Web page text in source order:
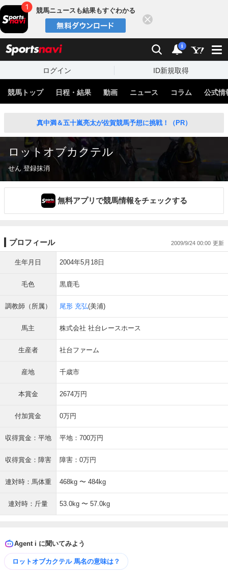
競馬ニュースも結果もすぐわかる
検索 通知
i
ログイン ID新規取得
競馬トップ 日程・結果 動画 ニュース コラム 公式情
真中満＆五十嵐亮太が佐賀競馬予想に挑戦！（PR）
ロットオブカクテル
せん 登録抹消
無料アプリで競馬情報をチェックする
プロフィール 2009/9/24 00:00
生年月日 2004年5月18日
毛色 黒鹿毛
調教師（所属） 尾形 充弘(美浦)
馬主 株式会社 社台レースホース
生産者 社台ファーム
産地 千歳市
本賞金 2674万円
付加賞金 0万円
収得賞金：平地 平地：700万円
収得賞金：障害 障害：0万円
連対時：馬体重 468kg 〜 484kg
連対時：斤量 53.0kg 〜 57.0kg
Agent i に聞いてみよう
ロットオブカクテル 馬名の意味は？